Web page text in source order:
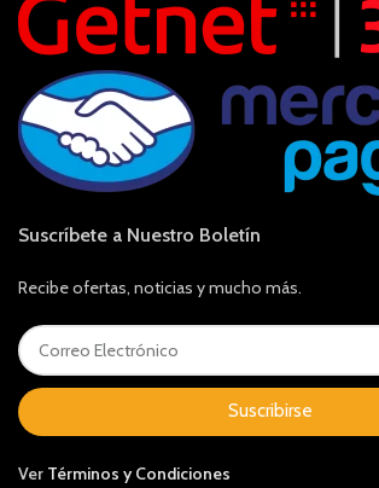
Suscríbete a Nuestro Boletín
Recibe ofertas, noticias y mucho más.
Suscribirse
Ver Términos y Condiciones